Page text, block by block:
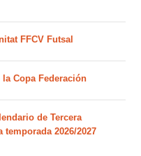
FFCV Futsal
Copa Federación
de Tercera
temporada 2026/2027